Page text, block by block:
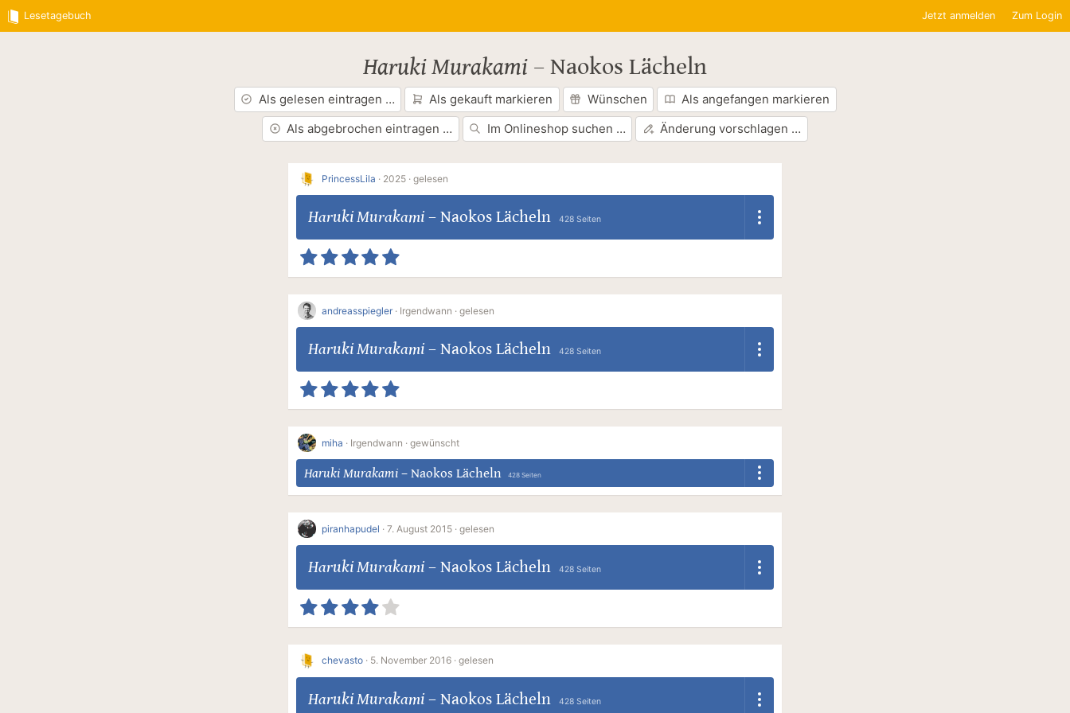
Lesetagebuch Jetzt anmelden Zum Login
Haruki Murakami – Naokos Lächeln
Als gelesen eintragen … Als gekauft markieren Wünschen
Als angefangen markieren
Als abgebrochen eintragen …
Im Onlineshop suchen … Änderung vorschlagen …
PrincessLila · 2025 · gelesen
Haruki Murakami– Naokos Lächeln 428 Seiten
andreasspiegler · Irgendwann · gelesen
Haruki Murakami– Naokos Lächeln 428 Seiten
miha · Irgendwann · gewünscht
Haruki Murakami – Naokos Lächeln 428 Seiten
piranhapudel · 7. August 2015 · gelesen
Haruki Murakami– Naokos Lächeln 428 Seiten
chevasto · 5. November 2016 · gelesen
Haruki Murakami– Naokos Lächeln 428 Seiten